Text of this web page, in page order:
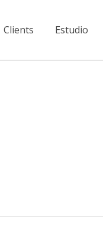
Clients Estudio